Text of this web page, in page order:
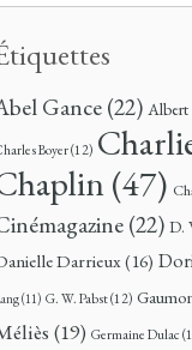
Gance(22) Albert
Boyer(12)
(47)
(22) D.
Darrieux(16)
(11) G. W. Pabst(12)
(19) Germaine Dulac